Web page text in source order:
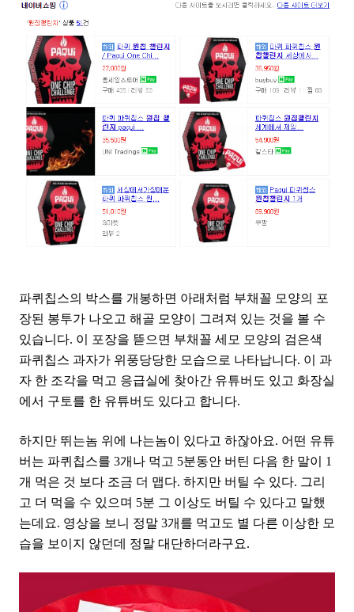
파퀴칩스의 박스를 개봉하면 아래처럼 부채꼴 모양의 포
장된 봉투가 나오고 해골 모양이 그려져 있는 것을 볼 수
있습니다. 이 포장을 뜯으면 부채꼴 세모 모양의 검은색
파퀴칩스 과자가 위풍당당한 모습으로 나타납니다. 이 과
자 한 조각을 먹고 응급실에 찾아간 유튜버도 있고 화장실
에서 구토를 한 유튜버도 있다고 합니다.
하지만 뛰는놈 위에 나는놈이 있다고 하잖아요. 어떤 유튜
버는 파퀴칩스를 3개나 먹고 5분동안 버틴 다음 한 말이 1
개 먹은 것 보다 조금 더 맵다. 하지만 버틸 수 있다. 그리
고 더 먹을 수 있으며 5분 그 이상도 버틸 수 있다고 말했
는데요. 영상을 보니 정말 3개를 먹고도 별 다른 이상한 모
습을 보이지 않던데 정말 대단하더라구요.